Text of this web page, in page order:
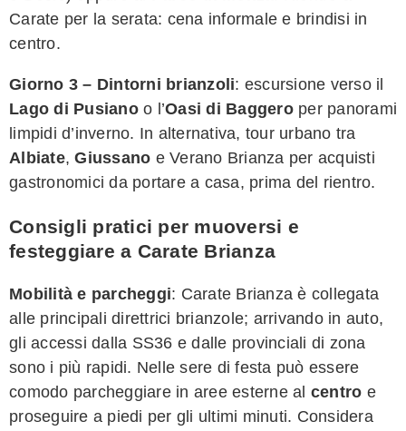
Carate per la serata: cena informale e brindisi in
centro.
Giorno 3 – Dintorni brianzoli: escursione verso il
Lago di Pusianoo l’Oasi di Baggeroper panorami
limpidi d’inverno. In alternativa, tour urbano tra
Albiate,Giussano e Verano Brianza per acquisti
gastronomici da portare a casa, prima del rientro.
Consigli pratici per muoversi e
festeggiare a Carate Brianza
Mobilità e parcheggi: Carate Brianza è collegata
alle principali direttrici brianzole; arrivando in auto,
gli accessi dalla SS36 e dalle provinciali di zona
sono i più rapidi. Nelle sere di festa può essere
comodo parcheggiare in aree esterne al centro e
proseguire a piedi per gli ultimi minuti. Considera